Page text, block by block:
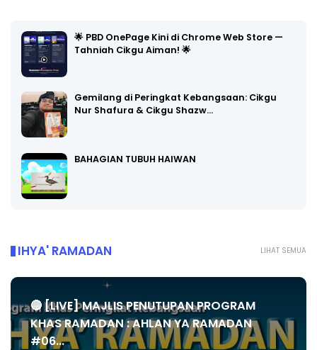
🌟 PBD OnePage Kini di Chrome Web Store —
Tahniah Cikgu Aiman! 🌟
Gemilang di Peringkat Kebangsaan: Cikgu
Nur Shafura & Cikgu Shazw…
BAHAGIAN TUBUH HAIWAN
LIHAT SEMUA
IHYA' RAMADAN
🔴 [LIVE] MAJLIS PENUTUPAN PROGRAM
KHAS RAMADAN : AHLAN YA RAMADAN
#06...